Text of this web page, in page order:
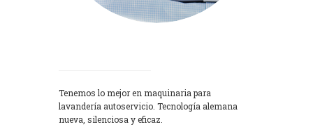
Tenemos lo mejor en maquinaria para
lavandería autoservicio. Tecnología alemana
nueva, silenciosa y eficaz.